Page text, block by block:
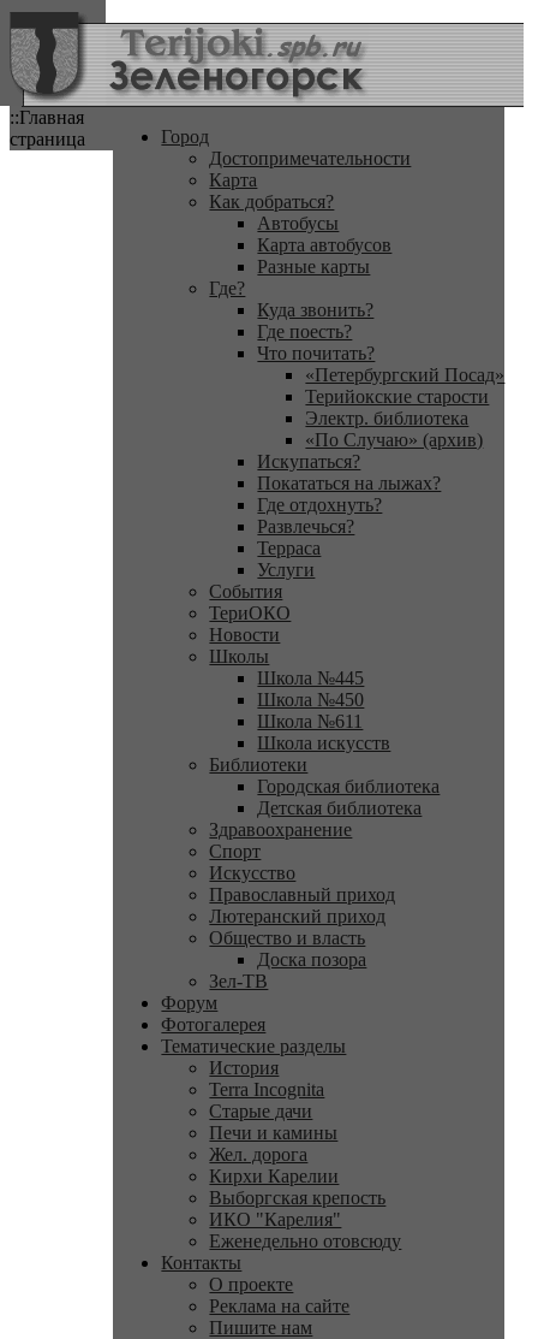
::Главная
страница
Город
Достопримечательности
Карта
Как добраться?
Автобусы
Карта автобусов
Разные карты
Где?
Куда звонить?
Где поесть?
Что почитать?
«Петербургский Посад»
Терийокские старости
Электр. библиотека
«По Случаю» (архив)
Искупаться?
Покататься на лыжах?
Где отдохнуть?
Развлечься?
Терраса
Услуги
События
ТериОКО
Новости
Школы
Школа №445
Школа №450
Школа №611
Школа искусств
Библиотеки
Городская библиотека
Детская библиотека
Здравоохранение
Спорт
Искусство
Православный приход
Лютеранский приход
Общество и власть
Доска позора
Зел-ТВ
Форум
Фотогалерея
Тематические разделы
История
Terra Incognita
Старые дачи
Печи и камины
Жел. дорога
Кирхи Карелии
Выборгская крепость
ИКО "Карелия"
Еженедельно отовсюду
Контакты
О проекте
Реклама на сайте
Пишите нам